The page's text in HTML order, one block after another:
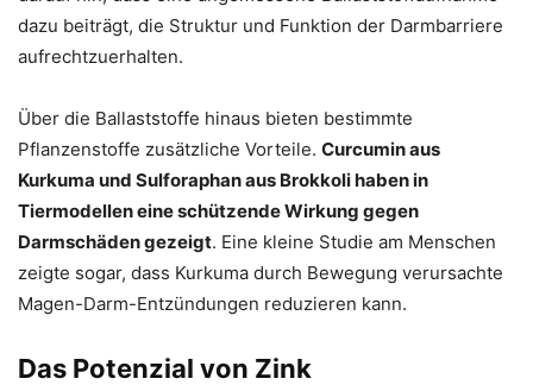
dazu beiträgt, die Struktur und Funktion der Darmbarriere
aufrechtzuerhalten.
Über die Ballaststoffe hinaus bieten bestimmte
Pflanzenstoffe zusätzliche Vorteile. Curcumin aus
Kurkuma und Sulforaphan aus Brokkoli haben in
Tiermodellen eine schützende Wirkung gegen
Darmschäden gezeigt. Eine kleine Studie am Menschen
zeigte sogar, dass Kurkuma durch Bewegung verursachte
Magen-Darm-Entzündungen reduzieren kann.
Das Potenzial von Zink